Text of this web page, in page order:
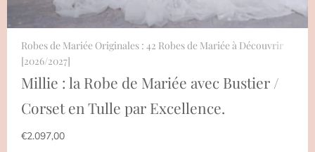
Robes de Mariée Originales : 42 Robes de Mariée à Découvrir
[2026/2027]
Millie : la Robe de Mariée avec Bustier /
Corset en Tulle par Excellence.
€2.097,00